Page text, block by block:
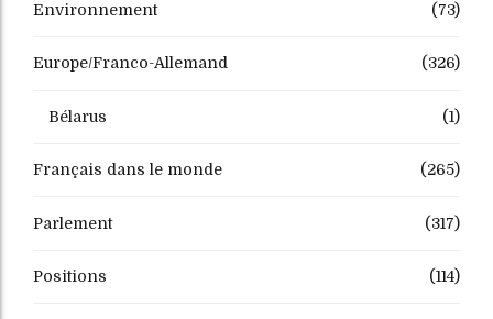
Environnement (73)
Europe/Franco-Allemand (326)
Bélarus (1)
Français dans le monde (265)
Parlement (317)
Positions (114)